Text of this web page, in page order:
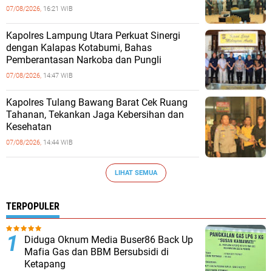
07/08/2026, 16:21 WIB
Kapolres Lampung Utara Perkuat Sinergi
dengan Kalapas Kotabumi, Bahas
Pemberantasan Narkoba dan Pungli
07/08/2026, 14:47 WIB
Kapolres Tulang Bawang Barat Cek Ruang
Tahanan, Tekankan Jaga Kebersihan dan
Kesehatan
07/08/2026, 14:44 WIB
LIHAT SEMUA
TERPOPULER
Diduga Oknum Media Buser86 Back Up
Mafia Gas dan BBM Bersubsidi di
Ketapang